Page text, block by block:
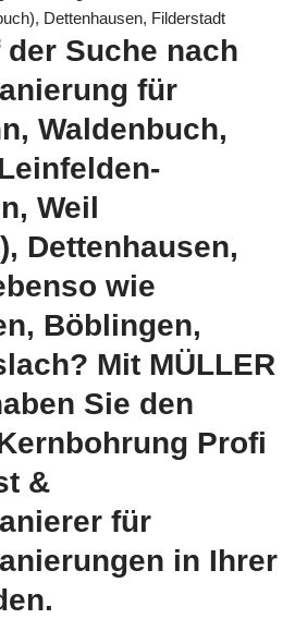
Dettenhausen, Filderstadt
Suche nach
für
Waldenbuch,
Weil
Dettenhausen,
wie
Böblingen,
Mit MÜLLER
Sie den
Profi
&
für
in Ihrer